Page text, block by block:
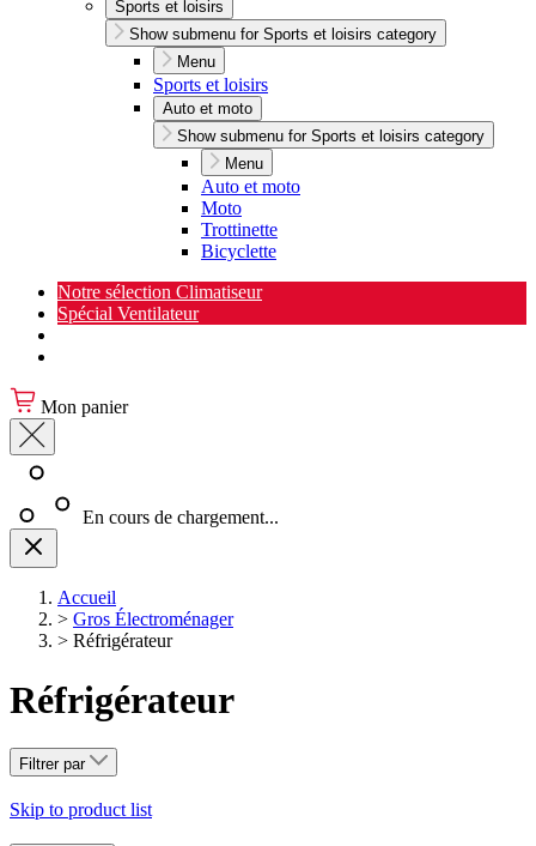
Sports et loisirs
Show submenu for Sports et loisirs category
Menu
Sports et loisirs
Auto et moto
Show submenu for Sports et loisirs category
Menu
Auto et moto
Moto
Trottinette
Bicyclette
Notre sélection Climatiseur
Spécial Ventilateur
Mon panier
En cours de chargement...
Accueil
> Gros Électroménager
> Réfrigérateur
Réfrigérateur
Filtrer par
Skip to product list